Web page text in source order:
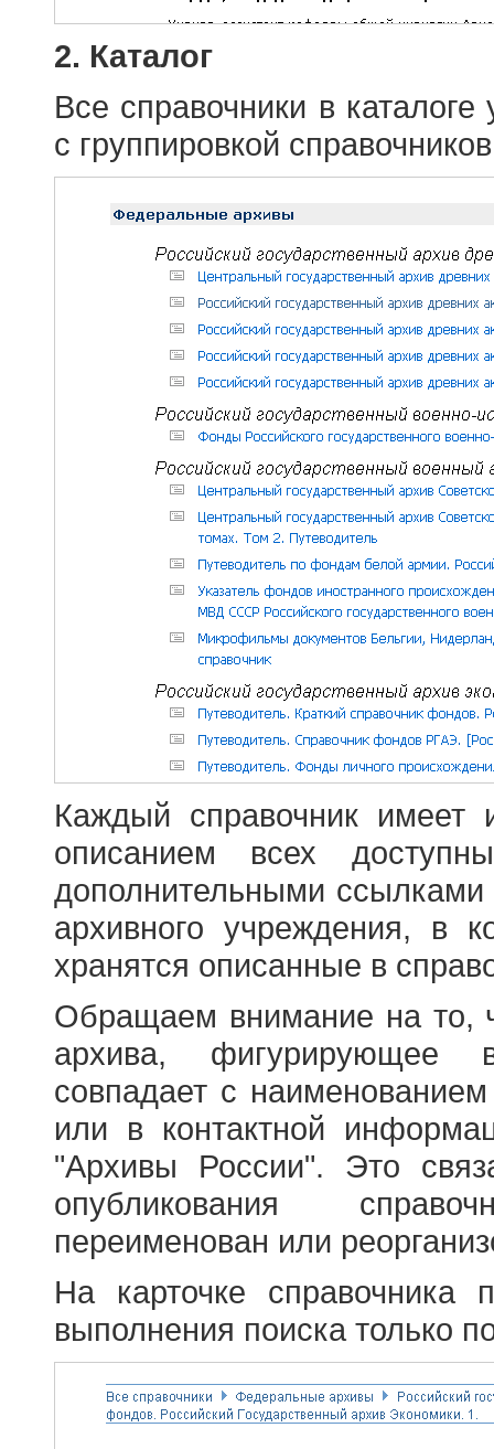
2. Каталог
Все справочники в
с группировкой
Каждый справочник имеет
описанием всех
дополнительными
архивного учреждения, в
хранятся описанные в
Обращаем внимание на то,
архива, фигурирующее
совпадает с
или в контактной
"Архивы России". Это
опубликования
переименован или
На карточке справочника
выполнения поиска только